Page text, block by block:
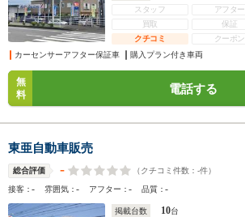
スタッフ
アフター
買取
保証
クチコミ
クーポン
カーセンサーアフター保証車
購入プラン付き車両
無
料
電話する
東亜自動車販売
総合評価 - （クチコミ件数： -件）
接客：- 雰囲気：- アフター：- 品質：-
掲載台数 10台